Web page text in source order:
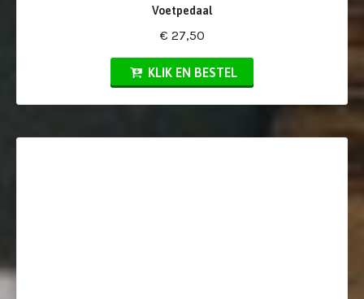
Voetpedaal
€ 27,50
KLIK EN BESTEL